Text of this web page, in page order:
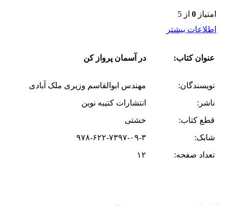
امتیاز 0 از 5
اطلاعات بیشتر
عنوان کتاب: در آسمان پرواز کن
نویسندگان:
مهندس ابوالقاسم وزیری ملک آبادی
ناشر:
انتشارات کتیبه نوین
قطع کتاب:
خشتی
شابک:
۹۷۸-۶۲۲-۷۳۹۷-۰۹-۳
تعداد صفحه:
۱۲